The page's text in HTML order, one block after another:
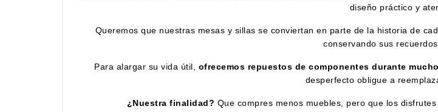
diseño práctico y
Queremos que nuestras mesas y sillas se conviertan en parte de la historia de
conservando sus
Para alargar su vida útil, ofrecemos repuestos de componentes durante
desperfecto obligue a
¿Nuestra finalidad? Que compres menos muebles, pero que los